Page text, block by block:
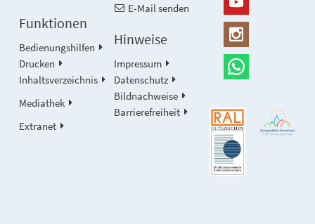
E-Mail senden
Funktionen
Bedienungshilfen
Drucken
Inhaltsverzeichnis
Mediathek
Extranet
Hinweise
Impressum
Datenschutz
Bildnachweise
Barrierefreiheit